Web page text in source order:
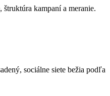
kampaní a meranie.
sociálne siete bežia podľa